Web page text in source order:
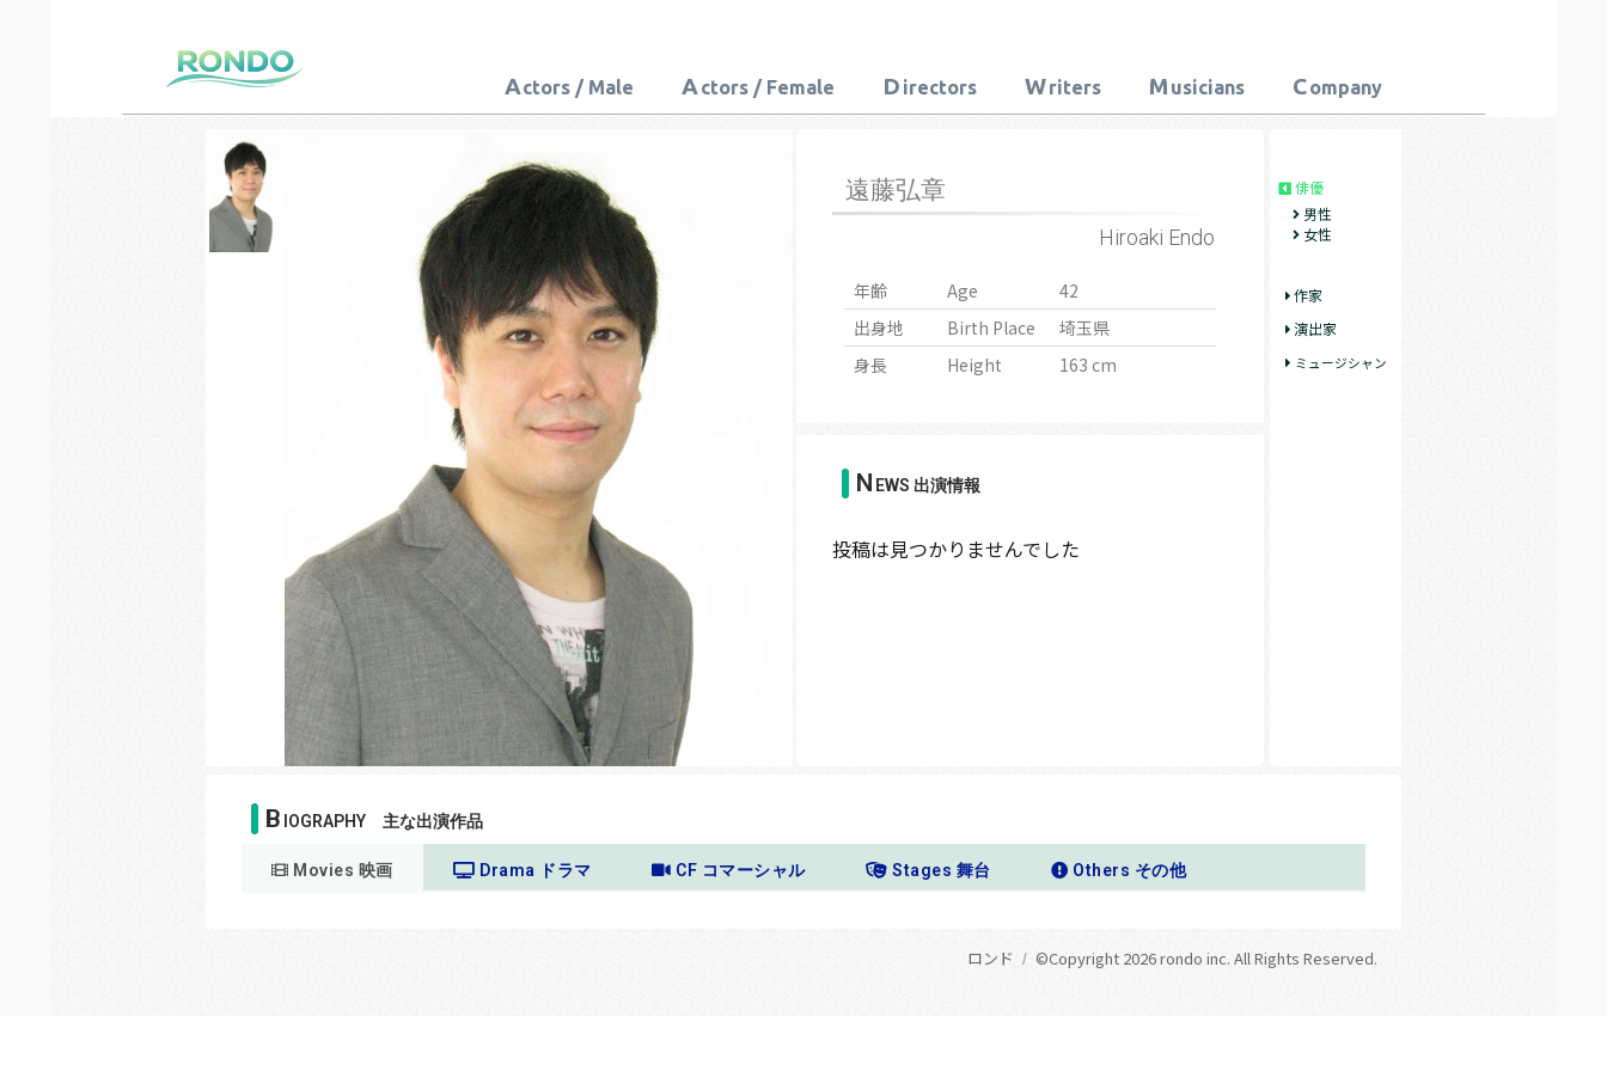
ロンド
芸能プロダクション
Actors / Male A ctors / Female D irectors Writers M usicians Company
遠藤弘章
Hiroaki Endo
年齢 Age
42
出身地
Birth Place
埼玉県
身長
Height 163 cm
N EWS 出演情報
投稿は見つかりませんでした
俳優
男性
女性
作家
演出家
ミュージシャン
B IOGRAPHY 主な出演作品
Movies 映画 Drama ドラマ CF コマーシャル Stages 舞台 Others その他
ロンド ©Copyright 2026 rondo inc. All Rights Reserved.